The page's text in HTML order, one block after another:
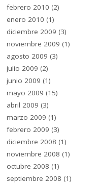
febrero 2010 (2)
enero 2010 (1)
diciembre 2009 (3)
noviembre 2009 (1)
agosto 2009 (3)
julio 2009 (2)
junio 2009 (1)
mayo 2009 (15)
abril 2009 (3)
marzo 2009 (1)
febrero 2009 (3)
diciembre 2008 (1)
noviembre 2008 (1)
octubre 2008 (1)
septiembre 2008 (1)